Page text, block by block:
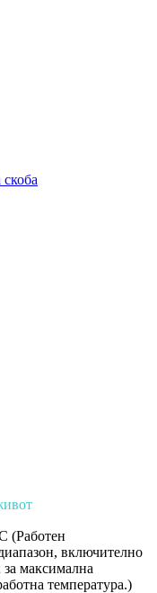
(Работен
включително
за максимална
температура.)